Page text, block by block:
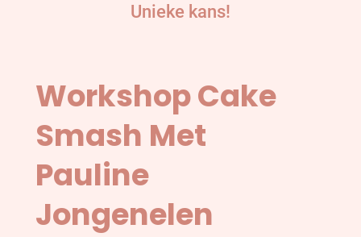
Unieke kans!
Workshop Cake
Smash Met
Pauline
Jongenelen